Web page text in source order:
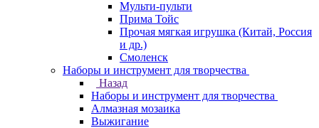
Мульти-пульти
Прима Тойс
Прочая мягкая игрушка (Китай, Россия
и др.)
Смоленск
Наборы и инструмент для творчества
Назад
Наборы и инструмент для творчества
Алмазная мозаика
Выжигание